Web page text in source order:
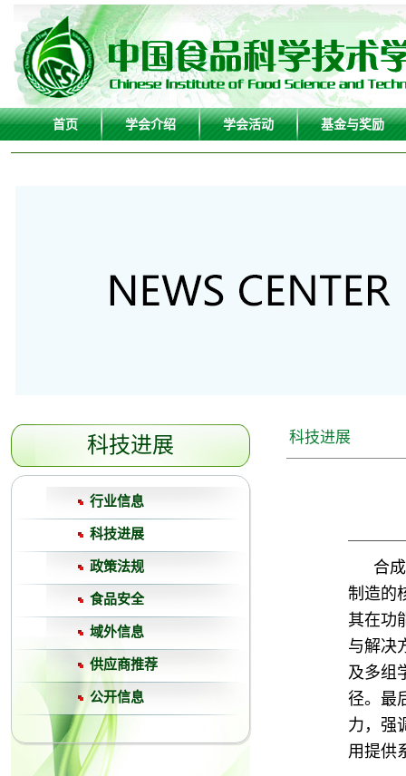
首页 学会介绍 学会活动 基金与奖励
科技进展
行业信息
科技进展
政策法规
食品安全
域外信息
供应商推荐
公开信息
科技进展
合
制造的
其在功
与解决
及多组
径。最
力，强
用提供